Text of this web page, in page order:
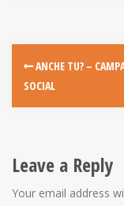
P
o
t
ANCHE TU? –
SOCIAL
Leave a Reply
Your email address